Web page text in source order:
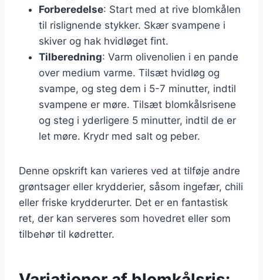
Forberedelse: Start med at rive blomkålen
til rislignende stykker. Skær svampene i
skiver og hak hvidløget fint.
Tilberedning: Varm olivenolien i en pande
over medium varme. Tilsæt hvidløg og
svampe, og steg dem i 5-7 minutter, indtil
svampene er møre. Tilsæt blomkålsrisene
og steg i yderligere 5 minutter, indtil de er
let møre. Krydr med salt og peber.
Denne opskrift kan varieres ved at tilføje andre
grøntsager eller krydderier, såsom ingefær, chili
eller friske krydderurter. Det er en fantastisk
ret, der kan serveres som hovedret eller som
tilbehør til kødretter.